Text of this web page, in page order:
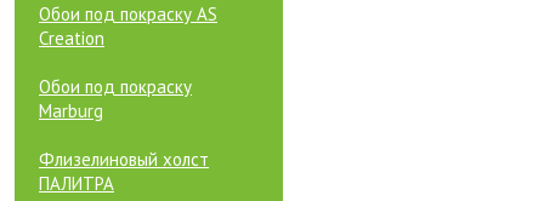
Обои под покраску AS
Creation
Обои под покраску
Marburg
Флизелиновый холст
ПАЛИТРА